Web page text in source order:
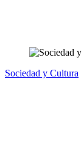
Sociedad y Cultura